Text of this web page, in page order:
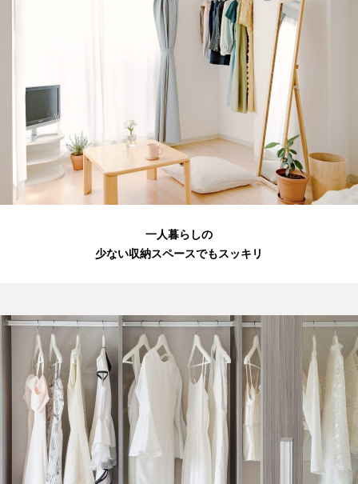
一人暮らしの
少ない収納スペースでもスッキリ